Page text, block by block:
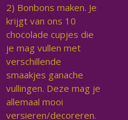
2) Bonbons maken. Je
krijgt van ons 10
chocolade cupjes die
je mag vullen met
verschillende
smaakjes ganache
vullingen. Deze mag je
allemaal mooi
versieren/decoreren.